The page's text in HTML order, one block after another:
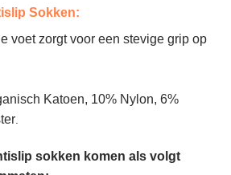
Sokken:
voet zorgt voor een stevige grip op
Katoen, 10% Nylon, 6%
.
sokken komen als volgt